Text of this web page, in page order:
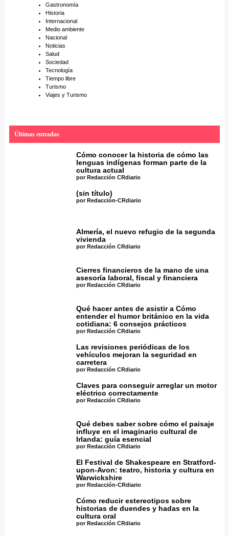
Gastronomía
Historia
Internacional
Medio ambiente
Nacional
Noticias
Salud
Sociedad
Tecnología
Tiempo libre
Turismo
Viajes y Turismo
Últimas entradas
Cómo conocer la historia de cómo las
lenguas indígenas forman parte de la
cultura actual
por Redacción CRdiario
(sin título)
por Redacción-CRdiario
Almería, el nuevo refugio de la segunda
vivienda
por Redacción CRdiario
Cierres financieros de la mano de una
asesoría laboral, fiscal y financiera
por Redacción CRdiario
Qué hacer antes de asistir a Cómo
entender el humor británico en la vida
cotidiana: 6 consejos prácticos
por Redacción CRdiario
Las revisiones periódicas de los
vehículos mejoran la seguridad en
carretera
por Redacción CRdiario
Claves para conseguir arreglar un motor
eléctrico correctamente
por Redacción CRdiario
Qué debes saber sobre cómo el paisaje
influye en el imaginario cultural de
Irlanda: guía esencial
por Redacción CRdiario
El Festival de Shakespeare en Stratford-
upon-Avon: teatro, historia y cultura en
Warwickshire
por Redacción-CRdiario
Cómo reducir estereotipos sobre
historias de duendes y hadas en la
cultura oral
por Redacción CRdiario